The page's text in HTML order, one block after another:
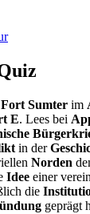
Fort Sumter im
E. Lees bei
in der
Norden
Idee einer
die
geprägt